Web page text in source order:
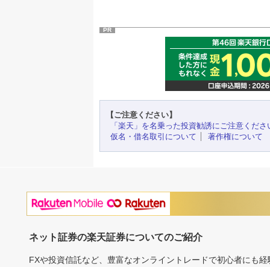
PR
【ご注意ください】
「楽天」を名乗った投資勧誘にご注意くださ
仮名・借名取引について
著作権について
ネット証券の楽天証券についてのご紹介
FXや投資信託など、豊富なオンライントレードで初心者にも